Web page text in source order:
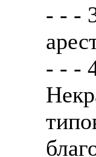
- - -
- - -